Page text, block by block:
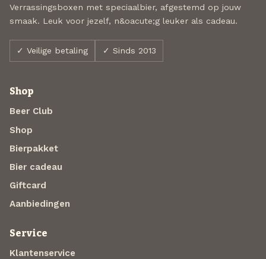
Verrassingsboxen met speciaalbier, afgestemd op jouw
smaak. Leuk voor jezelf, n&oacute;g leuker als cadeau.
✓ Veilige betaling ✓ Sinds 2013
Shop
Beer Club
Shop
Bierpakket
Bier cadeau
Giftcard
Aanbiedingen
Service
Klantenservice